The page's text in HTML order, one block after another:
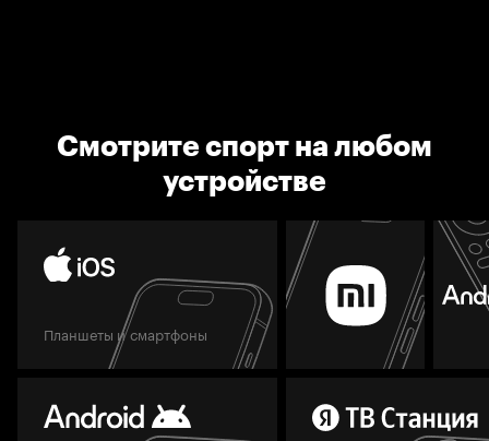
Смотрите спорт на любом
устройстве
Планшеты и смартфоны